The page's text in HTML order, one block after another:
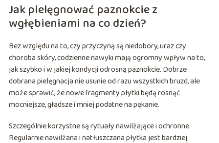
Jak pielęgnować paznokcie z
wgłębieniami na co dzień?
Bez względu na to, czy przyczyną są niedobory, uraz czy
choroba skóry, codzienne nawyki mają ogromny wpływ na to,
jak szybko i w jakiej kondycji odrosną paznokcie. Dobrze
dobrana pielęgnacja nie usunie od razu wszystkich bruzd, ale
może sprawić, że nowe fragmenty płytki będą rosnąć
mocniejsze, gładsze i mniej podatne na pękanie.
Szczególnie korzystne są rytuały nawilżające i ochronne.
Regularnie nawilżana i natłuszczana płytka jest bardziej